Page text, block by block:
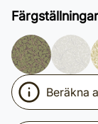
Färgställningar
Beräkna